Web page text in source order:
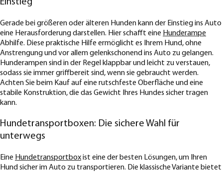
Einstieg
Gerade bei größeren oder älteren Hunden kann der Einstieg ins Auto
eine Herausforderung darstellen. Hier schafft eine Hunderampe
Abhilfe. Diese praktische Hilfe ermöglicht es Ihrem Hund, ohne
Anstrengung und vor allem gelenkschonend ins Auto zu gelangen.
Hunderampen sind in der Regel klappbar und leicht zu verstauen,
sodass sie immer griffbereit sind, wenn sie gebraucht werden.
Achten Sie beim Kauf auf eine rutschfeste Oberfläche und eine
stabile Konstruktion, die das Gewicht Ihres Hundes sicher tragen
kann.
Hundetransportboxen: Die sichere Wahl für
unterwegs
Eine Hundetransportboxist eine der besten Lösungen, um Ihren
Hund sicher im Auto zu transportieren. Die klassische Variante bietet